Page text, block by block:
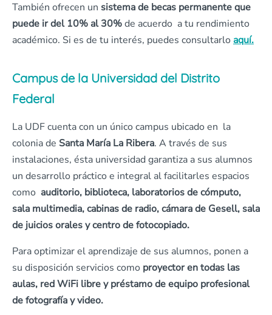
También ofrecen un sistema de becas permanente que
puede ir del 10% al 30%de acuerdo a tu rendimiento
académico. Si es de tu interés, puedes consultarlo aquí.
Campus de la Universidad del Distrito
Federal
La UDF cuenta con un único campus ubicado en la
colonia de Santa María La Ribera. A través de sus
instalaciones, ésta universidad garantiza a sus alumnos
un desarrollo práctico e integral al facilitarles espacios
como auditorio, biblioteca, laboratorios de cómputo,
sala multimedia, cabinas de radio, cámara de Gesell, sala
de juicios orales y centro de fotocopiado.
Para optimizar el aprendizaje de sus alumnos, ponen a
su disposición servicios como proyector en todas las
aulas, red WiFi libre y préstamo de equipo profesional
de fotografía y video.